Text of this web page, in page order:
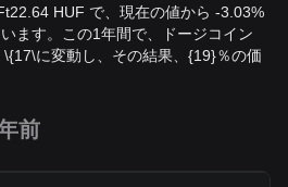
HUF で、現在の値から -3.03%
ます。この1年間で、ドージコイン
\{17\に変動し、その結果、{19}％の価
前